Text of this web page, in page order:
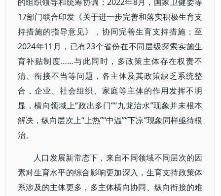
17部门联合印发《关于进一步完善和落实积极生育支
持措施的指导意见》，协同完善生育支持措施；至
2024年11月，已有23个省份在不同层级探索实施生
育补贴制度……与此同时，多政策主体存在权责不
清、衔接不当等问题，各主体及其政策缺乏系统整
合，企业、社会组织、家庭等主体的作用发挥不明
显，横向领域上“政出多门”“九龙治水”现象并未根本
解决，纵向层次上“上热”“中温”“下凉”现象同样亟待根
治。
人口发展新常态下，来自不同领域不同层次的因
素对生育水平的综合影响更加深入，生育支持政策体
系涉及的主体更多，多主体横向协同、纵向衔接的难